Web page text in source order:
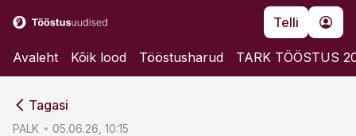
Telli
Avaleht Kõik lood Tööstusharud TARK TÖÖSTUS
Tagasi
PALK 05.06.26, 10:15